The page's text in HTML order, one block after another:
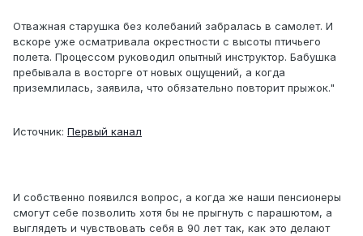
Отважная старушка без колебаний забралась в самолет. И
вскоре уже осматривала окрестности с высоты птичьего
полета. Процессом руководил опытный инструктор. Бабушка
пребывала в восторге от новых ощущений, а когда
приземлилась, заявила, что обязательно повторит прыжок."
Источник: Первый канал
И собственно появился вопрос, а когда же наши пенсионеры
смогут себе позволить хотя бы не прыгнуть с парашютом, а
выглядеть и чувствовать себя в 90 лет так, как это делают